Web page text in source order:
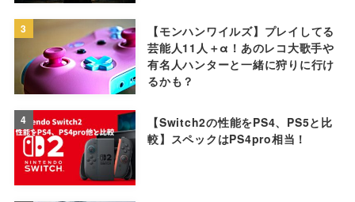
3
【モンハンワイルズ】プレイしてる
芸能人11人＋α！あのレコ大歌手や
有名人ハンターと一緒に狩りに行け
るかも？
4
【Switch2の性能をPS4、PS5と比
較】スペックはPS4pro相当！